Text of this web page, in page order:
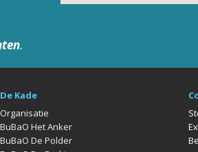
.
De Kade
Organisatie
BuBaO Het Anker
BuBaO De Polder